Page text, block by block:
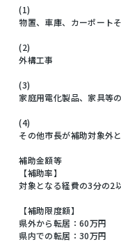
(1)
物置、車庫、カーポート
(2)
外構工事
(3)
家庭用電化製品、家具等
(4)
その他市長が補助対象外
補助金額等
【補助率】
対象となる経費の3分の2
【補助限度額】
県外から転居：60万円
県内での転居：30万円